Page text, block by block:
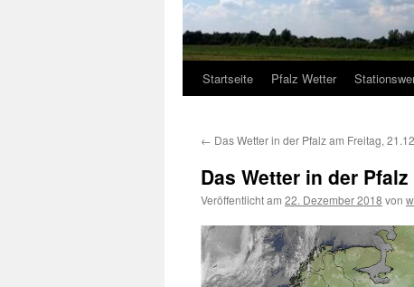
Startseite Pfalz Wetter
← Das Wetter in der Pfalz am Freitag,
Das Wetter in der
Veröffentlicht am 22. Dezember 2018 von